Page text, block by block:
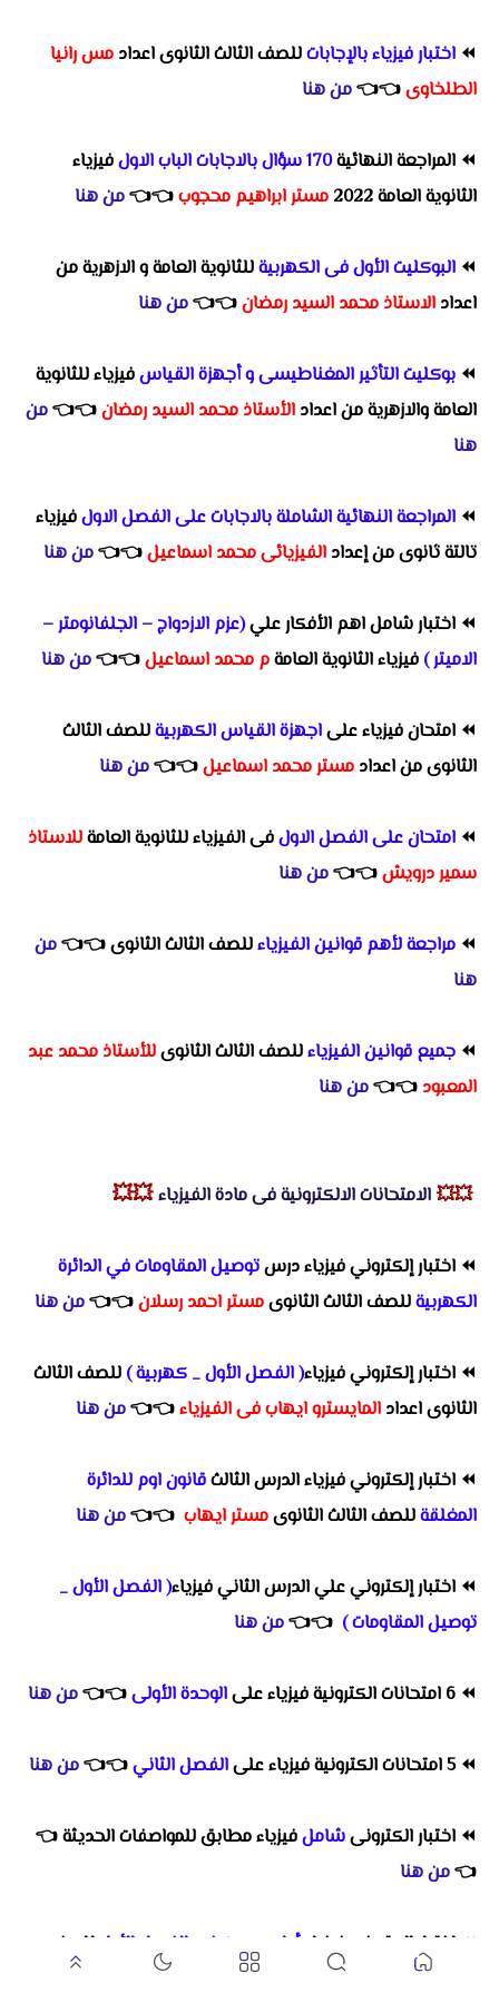
⏪ اختبار فيزياء بالإجاباتللصف الثالث الثانوى اعداد مس رانيا
الطلخاوى👈
👈من هنا
⏪ المراجعة النهائية170 سؤال بالاجابات الباب الاول
فيزياء
الثانوية العامة 2022
مستر ابراهيم محجوب👈
👈من هنا
⏪ البوكليت الأول فى الكهربيةللثانوية العامة و الازهرية من
اعداد الاستاذ محمد السيد رمضان👈
👈من هنا
⏪ بوكليت التأثير المغناطيسى و أجهزة القياسفيزياء للثانوية
العامة والازهرية من اعداد الأستاذ محمد السيد رمضان👈
👈من
هنا
⏪ المراجعة النهائية الشاملة بالاجابات على الفصل الاولفيزياء
تالتة ثانوى من إعداد الفيزيائى محمد اسماعيل👈
👈من هنا
⏪ اختبار شامل اهم الأفكار علي(عزم الازدواج – الجلفانومتر –
الاميتر ) فيزياء الثانوية العامةم محمد اسماعيل👈
👈من هنا
⏪ امتحان فيزياء علىاجهزة القياس الكهربيةللصف الثالث
الثانوى من اعداد مستر محمد اسماعيل👈
👈من هنا
⏪ امتحان على الفصل الاولفى الفيزياء للثانوية العامةللاستاذ
سمير درويش👈
👈من هنا
⏪ مراجعة لأهم قوانين الفيزياءللصف الثالث الثانوى👈
👈من
هنا
⏪ جميع قوانين الفيزياءللصف الثالث الثانوىللأستاذ محمد عبد
المعبود 👈
👈من هنا
💥💥 الامتحانات الالكترونية فى مادة الفيزياء 💥💥
⏪ اختبار إلكتروني فيزياء درستوصيل المقاومات في الدائرة
الكهربيةللصف الثالث الثانوىمستر احمد رسلان👈
👈من هنا
⏪ اختبار إلكتروني فيزياء( الفصل الأول _ كهربية ) للصف الثالث
الثانوى اعداد المايسترو ايهاب فى الفيزياء👈
👈من هنا
⏪ اختبار إلكتروني فيزياء الدرس الثالثقانون اوم للدائرة
المغلقةللصف الثالث الثانوىمستر ايهاب 👈
👈من هنا
⏪ اختبار إلكتروني علي الدرس الثاني فيزياء( الفصل الأول _
توصيل المقاومات ) 👈
👈من هنا
⏪ 6 امتحانات الكترونية فيزياء على الوحدة الأولى👈
👈من هنا
⏪5 امتحانات الكترونية فيزياء على الفصل الثاني👈
👈من هنا
⏪ اختبار الكترونىشاملفيزياء مطابق للمواصفات الحديثة👈
👈من هنا
⏪ اختبار إلكتروني فيزياءأول درسين في الفصل الأول للصف
الثالث الثانوى إعداد د محمد السعيد من هنا